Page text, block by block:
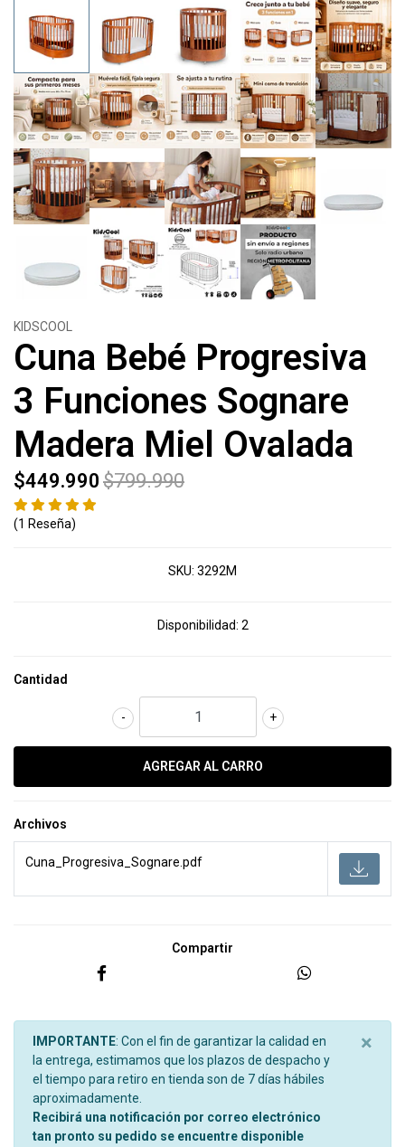
KIDSCOOL
Cuna Bebé Progresiva
3 Funciones Sognare
Madera Miel Ovalada
$449.990 $799.990
(1 Reseña)
SKU: 3292M
Disponibilidad: 2
Cantidad
+
-
Archivos
Cuna_Progresiva_Sognare.pdf
Compartir
IMPORTANTE: Con el fin de garantizar la calidad en
la entrega, estimamos que los plazos de despacho y
el tiempo para retiro en tienda son de 7 días hábiles
aproximadamente.
Recibirá una notificación por correo electrónico
tan pronto su pedido se encuentre disponible
×